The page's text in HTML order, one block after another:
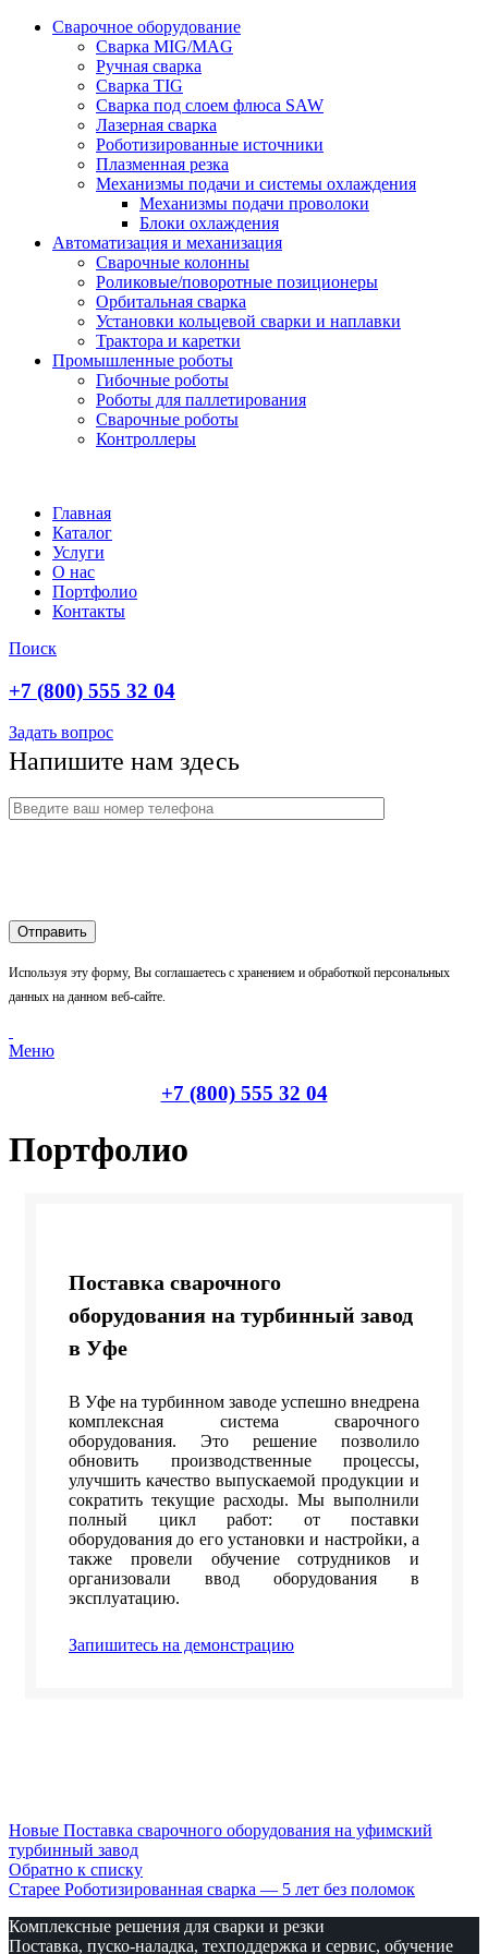
Сварочное оборудование
Сварка MIG/MAG
Ручная сварка
Сварка TIG
Сварка под слоем флюса SAW
Лазерная сварка
Роботизированные источники
Плазменная резка
Механизмы подачи и системы охлаждения
Механизмы подачи проволоки
Блоки охлаждения
Автоматизация и механизация
Сварочные колонны
Роликовые/поворотные позиционеры
Орбитальная сварка
Установки кольцевой сварки и наплавки
Трактора и каретки
Промышленные роботы
Гибочные роботы
Роботы для паллетирования
Сварочные роботы
Контроллеры
Главная
Каталог
Услуги
О нас
Портфолио
Контакты
Поиск
+7 (800) 555 32 04
Задать вопрос
Напишите нам здесь
Используя эту форму, Вы соглашаетесь с хранением и обработкой персональных
данных на данном веб-сайте.
Меню
+7 (800) 555 32 04
Портфолио
Поставка сварочного
оборудования на турбинный завод
в Уфе
В Уфе на турбинном заводе успешно внедрена
комплексная система сварочного
оборудования. Это решение позволило
обновить производственные процессы,
улучшить качество выпускаемой продукции и
сократить текущие расходы. Мы выполнили
полный цикл работ: от поставки
оборудования до его установки и настройки, а
также провели обучение сотрудников и
организовали ввод оборудования в
эксплуатацию.
Запишитесь на демонстрацию
Новые Поставка сварочного оборудования на уфимский
турбинный завод
Обратно к списку
Старее Роботизированная сварка — 5 лет без поломок
Комплексные решения для сварки и резки
Поставка, пуско-наладка, техподдержка и сервис, обучение